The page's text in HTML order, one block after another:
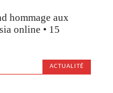
hommage aux
online • 15
ACTUALITÉ